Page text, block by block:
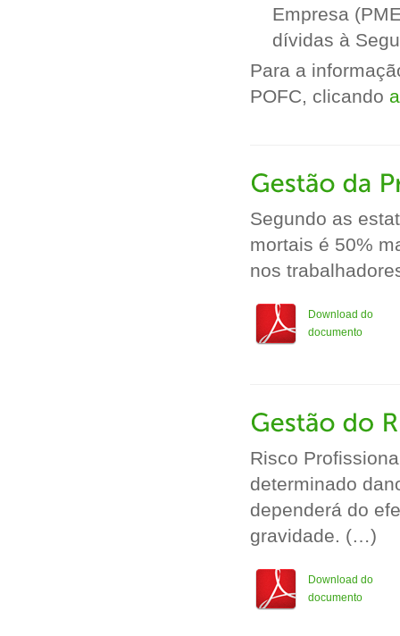
Empresa
dívidas à
Para a
POFC, clicando
Segundo as
mortais é 50%
nos
Download do
documento
Risco
determinado
dependerá do
gravidade. (…)
Download do
documento